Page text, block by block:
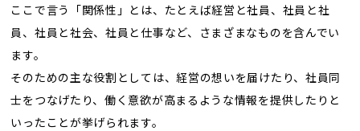
ここで言う「関係性」とは、たとえば経営と社員、社員と社
員、社員と社会、社員と仕事など、さまざまなものを含んでい
ます。
そのための主な役割としては、経営の想いを届けたり、社員同
士をつなげたり、働く意欲が高まるような情報を提供したりと
いったことが挙げられます。